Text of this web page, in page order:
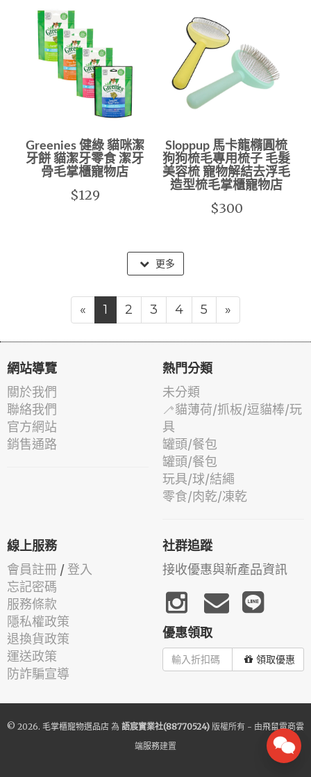
Greenies 健綠 貓咪潔
牙餅 貓潔牙零食 潔牙
骨毛掌櫃寵物店
$129
Sloppup 馬卡龍橢圓梳
狗狗梳毛專用梳子 毛髮
美容梳 寵物解結去浮毛
造型梳毛掌櫃寵物店
$300
更多
« 1 2 3 4 5 »
網站導覽
關於我們
聯絡我們
官方網站
銷售通路
熱門分類
未分類
🦯貓薄荷/抓板/逗貓棒/玩
具
罐頭/餐包
罐頭/餐包
玩具/球/結繩
零食/肉乾/凍乾
線上服務
會員註冊 / 登入
忘記密碼
服務條款
隱私權政策
退換貨政策
運送政策
防詐騙宣導
社群追蹤
接收優惠與新產品資訊
優惠領取
領取優惠
© 2026. 毛掌櫃寵物選品店 為 語宸實業社(88770524) 版權所有 - 由飛鼠電商雲
端服務建置